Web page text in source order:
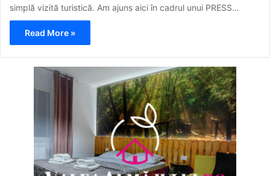
simplă vizită turistică. Am ajuns aici în cadrul unui PRESS…
Read More »